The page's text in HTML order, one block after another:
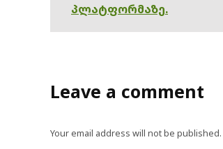
პლატფორმაზე.
Leave a comment
Your email address will not be published.